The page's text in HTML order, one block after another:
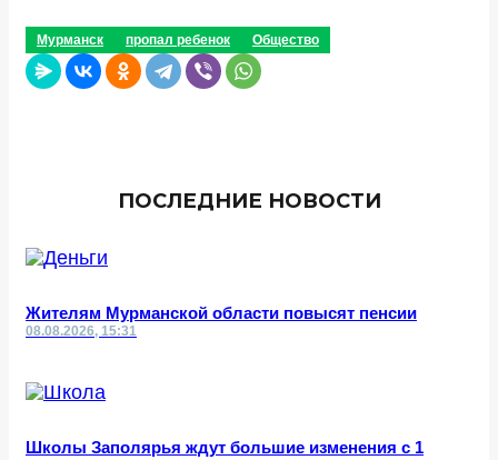
Мурманск пропал ребенок Общество
ПОСЛЕДНИЕ НОВОСТИ
Жителям Мурманской области повысят пенсии
08.08.2026, 15:31
Школы Заполярья ждут большие изменения с 1